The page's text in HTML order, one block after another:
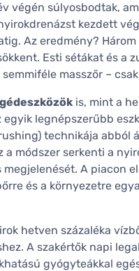
végén súlyosbodtak,
kezdett
Az eredmény?
Esti sétákat és a
masszőr –
is, mint a
egyik legnépszerűbb
technikája abból
módszer serkenti a
A piacon
és a környezetre
hetven százaléka
A szakértők napi
gyógyteákkal